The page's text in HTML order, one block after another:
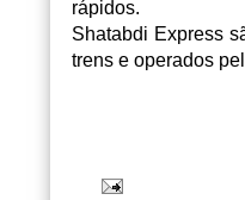
rápidos.
Shatabdi Express
trens e operados